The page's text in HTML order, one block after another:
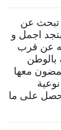
عن
اجمل و
عن قرب
معها
على ما